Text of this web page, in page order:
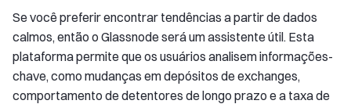
Se você preferir encontrar tendências a partir de dados
calmos, então o Glassnode será um assistente útil. Esta
plataforma permite que os usuários analisem informações-
chave, como mudanças em depósitos de exchanges,
comportamento de detentores de longo prazo e a taxa de